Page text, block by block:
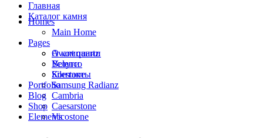
Главная
Каталог камня
Avant quartz
Belenco
Silestone
Samsung Radianz
Сambria
Сaesarstone
Vicostone
Homes
Main Home
Pages
О компании
Услуги
Контакты
Portfolio
Blog
Shop
Elements